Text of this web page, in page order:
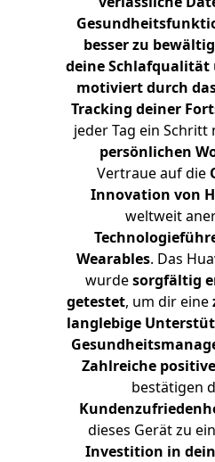
besser zu
deine Schlafqualität
motiviert durch
Tracking deiner
jeder Tag ein Schritt
persönlichen
Vertraue auf die
Innovation von
weltweit
Wearables. Das
wurdesorgfältig
getestet, um dir eine
langlebige
Zahlreiche
bestätigen
dieses Gerät zu
Investition in